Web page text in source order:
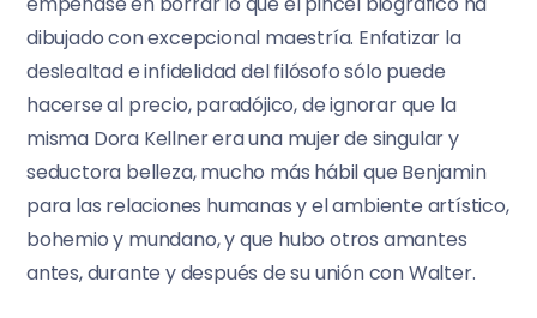
dibujado con excepcional maestría. Enfatizar la
deslealtad e infidelidad del filósofo sólo puede
hacerse al precio, paradójico, de ignorar que la
misma Dora Kellner era una mujer de singular y
seductora belleza, mucho más hábil que Benjamin
para las relaciones humanas y el ambiente artístico,
bohemio y mundano, y que hubo otros amantes
antes, durante y después de su unión con Walter.